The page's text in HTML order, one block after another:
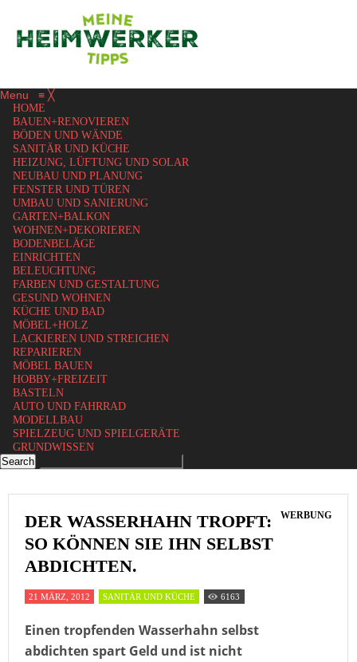
Menu ≡ ╳
HOME
BAUEN+RENOVIEREN
BÖDEN UND WÄNDE
SANITÄR UND KÜCHE
HEIZUNG, LÜFTUNG UND SOLAR
NEUBAU UND PLANUNG
FENSTER UND TÜREN
UMBAU UND SANIERUNG
GARTEN+BALKON
WOHNEN+DEKORIEREN
BODENBELÄGE
EINRICHTEN
BELEUCHTUNG
FARBEN UND GESTALTUNG
GESUND WOHNEN
KÜCHE UND BAD
MÖBEL+HOLZ
LACKIEREN UND STREICHEN
REPARIEREN
MÖBEL BAUEN
HOBBY+FREIZEIT
BASTELN
AUTO UND FAHRRAD
MODELLBAU
SPIELZEUG UND SPIELGERÄTE
GRUNDWISSEN
DER WASSERHAHN TROPFT:
SO KÖNNEN SIE IHN SELBST
ABDICHTEN.
WERBUNG
21 MÄRZ, 2012 SANITÄR UND KÜCHE 6163
Einen tropfenden Wasserhahn selbst
abdichten spart Geld und ist nicht